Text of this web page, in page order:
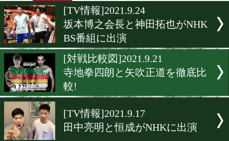
2021年9月のニュース
▶ 新着 KO KiNG ダイエット
[TV情報]2021.9.24
坂本博之会長と神田拓也が
[対戦比較図]2021.9.21
寺地拳四朗と矢吹正道を徹